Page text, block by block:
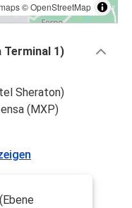
©OpenStreetMap
Terminal 1)
Sheraton)
(MXP)